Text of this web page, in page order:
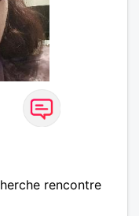
rencontre